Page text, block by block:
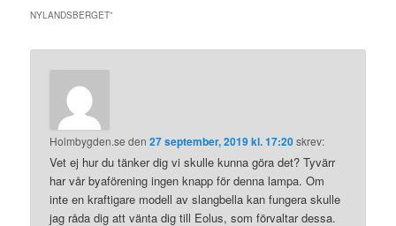
NYLANDSBERGET”
Holmbygden.se den27 september, 2019 kl. 17:20skrev:
Vet ej hur du tänker dig vi skulle kunna göra det? Tyvärr
har vår byaförening ingen knapp för denna lampa. Om
inte en kraftigare modell av slangbella kan fungera skulle
jag råda dig att vänta dig till Eolus, som förvaltar dessa.